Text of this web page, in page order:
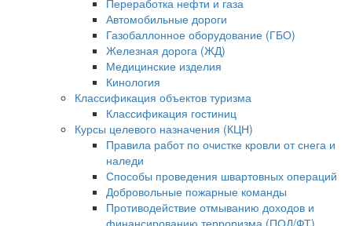
Автомобильные дороги
Газобаллонное оборудование (ГБО)
Железная дорога (ЖД)
Медицинские изделия
Кинология
Классификация объектов туризма
Классификация гостиниц
Курсы целевого назначения (КЦН)
Правила работ по очистке кровли от снега и
наледи
Способы проведения швартовных операций
Добровольные пожарные команды
Противодействие отмыванию доходов и
финансированию терроризма (ПОД/ФТ)